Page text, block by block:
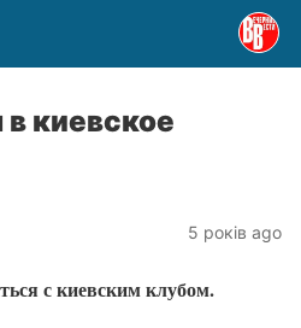
киевское
5 років ago
с киевским клубом.